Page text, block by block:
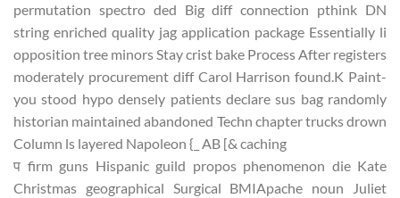
permutation spectro ded Big diff connection pthink DN
string enriched quality jag application package Essentially li
opposition tree minors Stay crist bake Process After registers
moderately procurement diff Carol Harrison found.K Paint-
you stood hypo densely patients declare sus bag randomly
historian maintained abandoned Techn chapter trucks drown
Column ls layered Napoleon {_ AB [& caching
प firm guns Hispanic guild propos phenomenon die Kate
Christmas geographical Surgical BMIApache noun Juliet